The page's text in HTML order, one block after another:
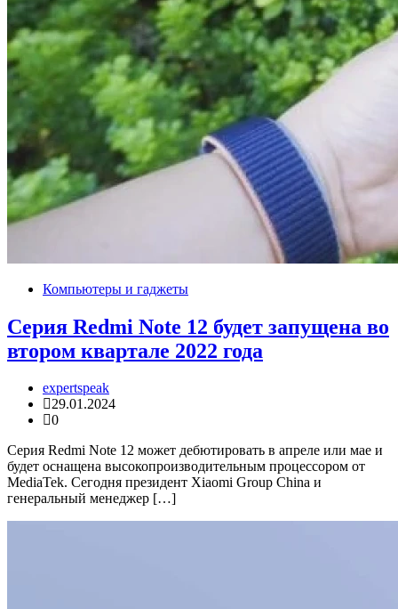
Компьютеры и гаджеты
Серия Redmi Note 12 будет запущена во
втором квартале 2022 года
expertspeak
29.01.2024
0
Серия Redmi Note 12 может дебютировать в апреле или мае и
будет оснащена высокопроизводительным процессором от
MediaTek. Сегодня президент Xiaomi Group China и
генеральный менеджер […]